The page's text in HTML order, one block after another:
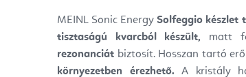
MEINL Sonic EnergySolfeggio készlet
tisztaságú kvarcból készült, matt
rezonanciát biztosít. Hosszan tartó
környezetben érezhető. A kristály